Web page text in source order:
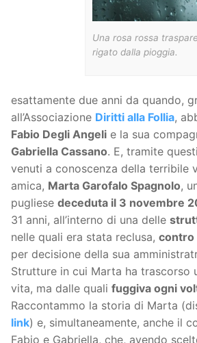
Una rosa rossa
rigato dalla pioggia.
esattamente due anni da quando,
all’Associazione Diritti alla Follia,
Fabio Degli Angeli e la sua
Gabriella Cassano. E, tramite
venuti a conoscenza della terribile
amica, Marta Garofalo Spagnolo,
pugliese deceduta il 3 novembre
31 anni, all’interno di una delle
nelle quali era stata reclusa, contro
per decisione della sua
Strutture in cui Marta ha trascorso
vita, ma dalle quali fuggiva ogni
Raccontammo la storia di Marta
link) e, simultaneamente, anche il
Fabio e Gabriella, che, avendo